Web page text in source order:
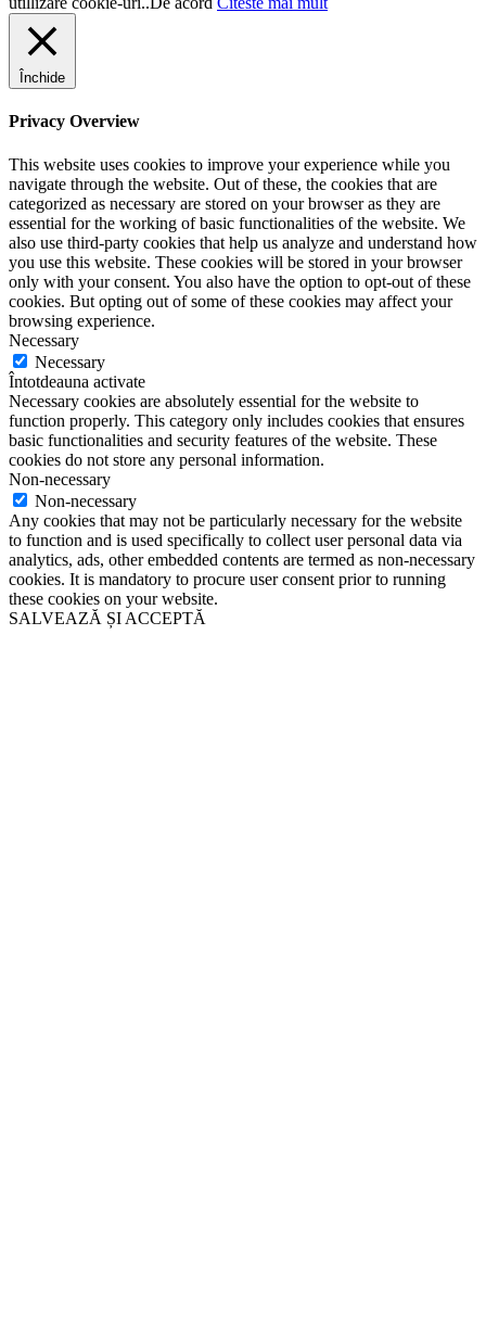
Închide
Privacy Overview
This website uses cookies to improve your experience while you
navigate through the website. Out of these, the cookies that are
categorized as necessary are stored on your browser as they are
essential for the working of basic functionalities of the website. We
also use third-party cookies that help us analyze and understand how
you use this website. These cookies will be stored in your browser
only with your consent. You also have the option to opt-out of these
cookies. But opting out of some of these cookies may affect your
browsing experience.
Necessary
Necessary
Întotdeauna activate
Necessary cookies are absolutely essential for the website to
function properly. This category only includes cookies that ensures
basic functionalities and security features of the website. These
cookies do not store any personal information.
Non-necessary
Non-necessary
Any cookies that may not be particularly necessary for the website
to function and is used specifically to collect user personal data via
analytics, ads, other embedded contents are termed as non-necessary
cookies. It is mandatory to procure user consent prior to running
these cookies on your website.
SALVEAZĂ ȘI ACCEPTĂ